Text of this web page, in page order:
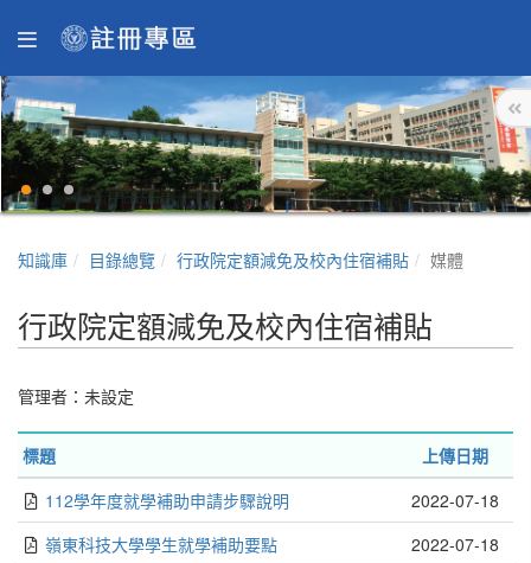
知識庫 目錄總覽 行政院定額減免及校內住宿補貼 媒體
行政院定額減免及校內住宿補貼
管理者：未設定
標題
上傳日期
112學年度就學補助申請步驟說明
2022-07-18
嶺東科技大學學生就學補助要點
2022-07-18